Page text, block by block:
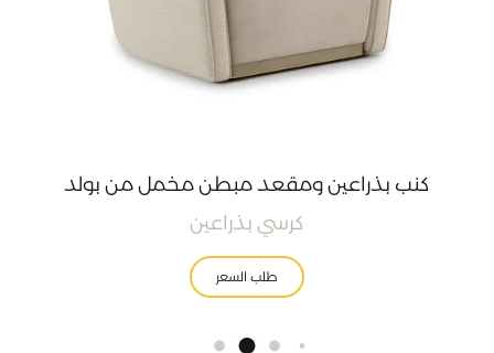
كنب بذراعين ومقعد مبطن مخمل من بولد
كرسي بذراعين
طلب السعر